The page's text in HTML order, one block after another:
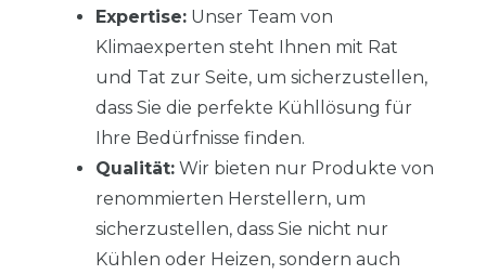
Expertise: Unser Team von
Klimaexperten steht Ihnen mit Rat
und Tat zur Seite, um sicherzustellen,
dass Sie die perfekte Kühllösung für
Ihre Bedürfnisse finden.
Qualität: Wir bieten nur Produkte von
renommierten Herstellern, um
sicherzustellen, dass Sie nicht nur
Kühlen oder Heizen, sondern auch